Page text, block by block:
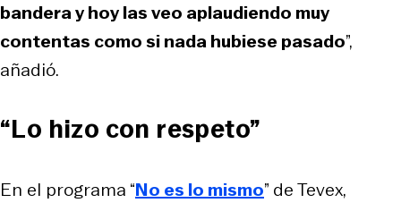
bandera y hoy las veo aplaudiendo muy
contentas como si nada hubiese pasado”,
añadió.
“Lo hizo con respeto”
En el programa “No es lo mismo” de Tevex,